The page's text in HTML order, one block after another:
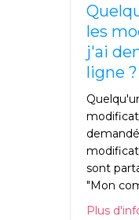
les
j'ai
ligne ?
sont
"Mon
Plus